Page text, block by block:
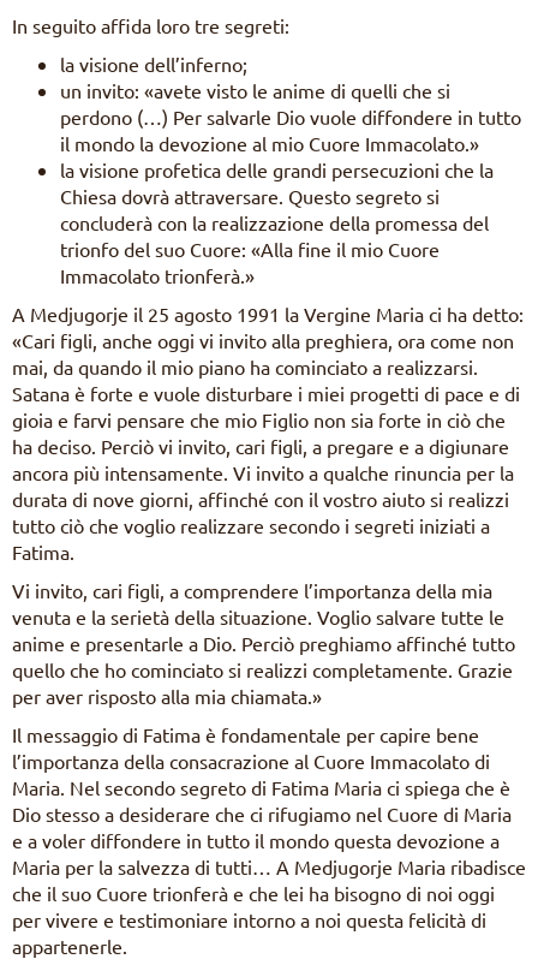
In seguito affida loro tre segreti:
la visione dell’inferno;
un invito: «avete visto le anime di quelli che si
perdono (…) Per salvarle Dio vuole diffondere in tutto
il mondo la devozione al mio Cuore Immacolato.»
la visione profetica delle grandi persecuzioni che la
Chiesa dovrà attraversare. Questo segreto si
concluderà con la realizzazione della promessa del
trionfo del suo Cuore: «Alla fine il mio Cuore
Immacolato trionferà.»
A Medjugorje il 25 agosto 1991 la Vergine Maria ci ha detto:
«Cari figli, anche oggi vi invito alla preghiera, ora come non
mai, da quando il mio piano ha cominciato a realizzarsi.
Satana è forte e vuole disturbare i miei progetti di pace e di
gioia e farvi pensare che mio Figlio non sia forte in ciò che
ha deciso. Perciò vi invito, cari figli, a pregare e a digiunare
ancora più intensamente. Vi invito a qualche rinuncia per la
durata di nove giorni, affinché con il vostro aiuto si realizzi
tutto ciò che voglio realizzare secondo i segreti iniziati a
Fatima.
Vi invito, cari figli, a comprendere l’importanza della mia
venuta e la serietà della situazione. Voglio salvare tutte le
anime e presentarle a Dio. Perciò preghiamo affinché tutto
quello che ho cominciato si realizzi completamente. Grazie
per aver risposto alla mia chiamata.»
Il messaggio di Fatima è fondamentale per capire bene
l’importanza della consacrazione al Cuore Immacolato di
Maria. Nel secondo segreto di Fatima Maria ci spiega che è
Dio stesso a desiderare che ci rifugiamo nel Cuore di Maria
e a voler diffondere in tutto il mondo questa devozione a
Maria per la salvezza di tutti… A Medjugorje Maria ribadisce
che il suo Cuore trionferà e che lei ha bisogno di noi oggi
per vivere e testimoniare intorno a noi questa felicità di
appartenerle.